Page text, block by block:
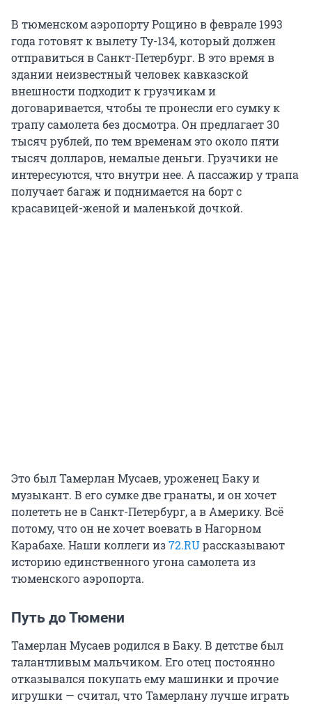
В тюменском аэропорту Рощино в феврале 1993
года готовят к вылету Ту-134, который должен
отправиться в Санкт-Петербург. В это время в
здании неизвестный человек кавказской
внешности подходит к грузчикам и
договаривается, чтобы те пронесли его сумку к
трапу самолета без досмотра. Он предлагает 30
тысяч рублей, по тем временам это около пяти
тысяч долларов, немалые деньги. Грузчики не
интересуются, что внутри нее. А пассажир у трапа
получает багаж и поднимается на борт с
красавицей-женой и маленькой дочкой.
Это был Тамерлан Мусаев, уроженец Баку и
музыкант. В его сумке две гранаты, и он хочет
полететь не в Санкт-Петербург, а в Америку. Всё
потому, что он не хочет воевать в Нагорном
Карабахе. Наши коллеги из72.RUрассказывают
историю единственного угона самолета из
тюменского аэропорта.
Путь до Тюмени
Тамерлан Мусаев родился в Баку. В детстве был
талантливым мальчиком. Его отец постоянно
отказывался покупать ему машинки и прочие
игрушки — считал, что Тамерлану лучше играть